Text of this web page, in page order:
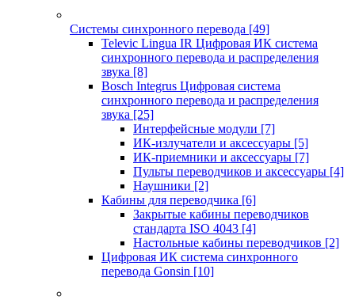
Системы синхронного перевода [49]
Televic Lingua IR Цифровая ИК система
синхронного перевода и распределения
звука [8]
Bosch Integrus Цифровая система
синхронного перевода и распределения
звука [25]
Интерфейсные модули [7]
ИК-излучатели и аксессуары [5]
ИК-приемники и аксессуары [7]
Пульты переводчиков и аксессуары [4]
Наушники [2]
Кабины для переводчика [6]
Закрытые кабины переводчиков
стандарта ISO 4043 [4]
Настольные кабины переводчиков [2]
Цифровая ИК система синхронного
перевода Gonsin [10]